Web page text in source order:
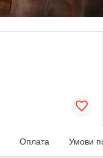
Оплата Умови